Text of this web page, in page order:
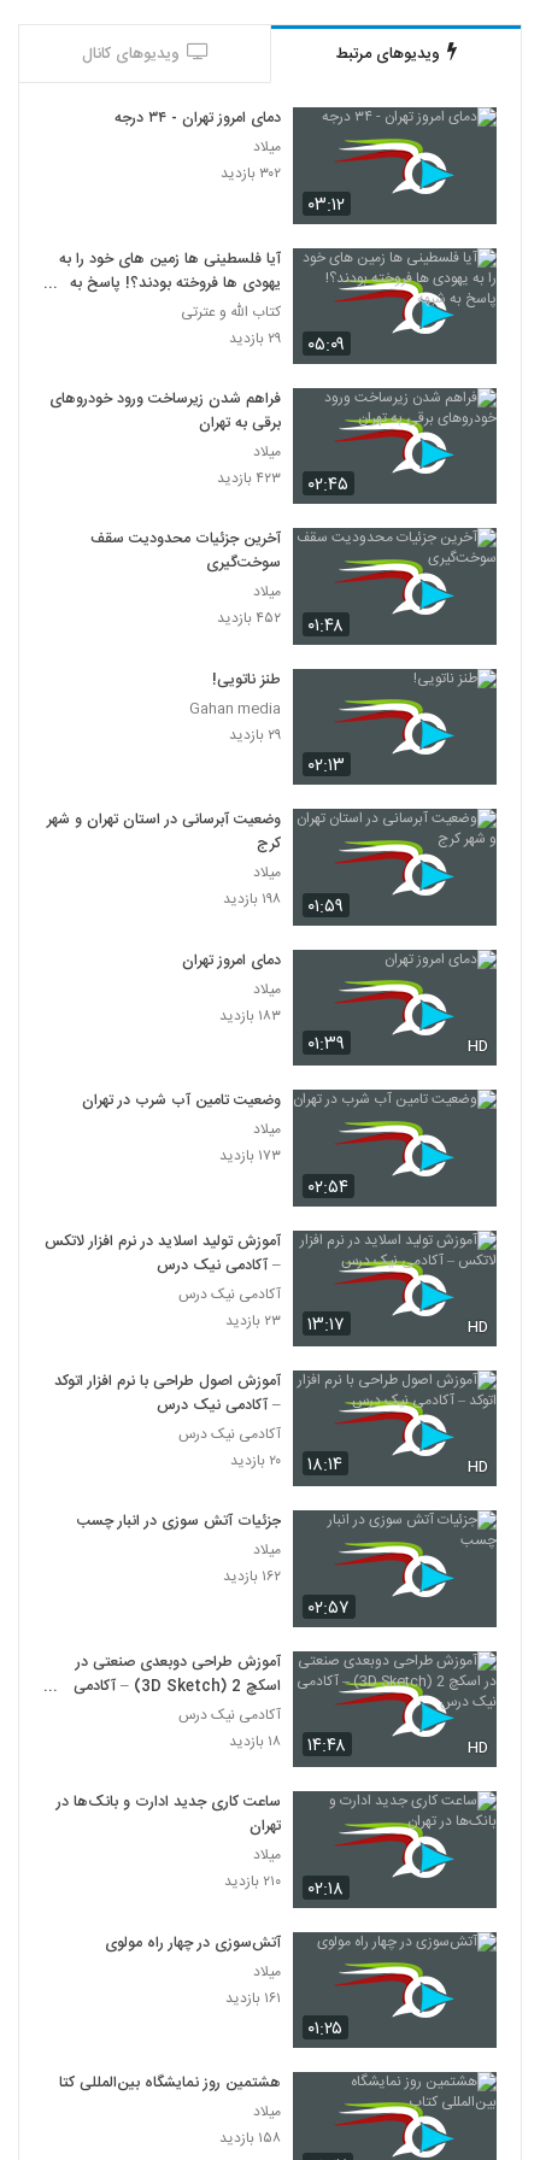
فرهیخگان
ویدیوهای مرتبط ویدیوهای کانال
۰۳:۱۲
دمای امروز تهران - ۳۴ درجه
میلاد
۳۰۲ بازدید
۰۵:۰۹
آیا فلسطینی ها زمین های خود را به
یهودی ها فروخته بودند؟! پاسخ به
شبهه
کتاب الله و عترتی
۲۹ بازدید
۰۲:۴۵
فراهم شدن زیرساخت ورود خودروهای
برقی به تهران
میلاد
۴۲۳ بازدید
۰۱:۴۸
آخرین جزئیات محدودیت سقف
سوخت‌گیری
میلاد
۴۵۲ بازدید
۰۲:۱۳
طنز ناتویی!
Gahan media
۲۹ بازدید
۰۱:۵۹
وضعیت آبرسانی در استان تهران و شهر
کرج
میلاد
۱۹۸ بازدید
۰۱:۳۹ HD
دمای امروز تهران
میلاد
۱۸۳ بازدید
۰۲:۵۴
وضعیت تامین آب شرب در تهران
میلاد
۱۷۳ بازدید
۱۳:۱۷ HD
آموزش تولید اسلاید در نرم افزار لاتکس
– آکادمی نیک درس
آکادمی نیک درس
۲۳ بازدید
۱۸:۱۴ HD
آموزش اصول طراحی با نرم افزار اتوکد
– آکادمی نیک درس
آکادمی نیک درس
۲۰ بازدید
۰۲:۵۷
جزئیات آتش سوزی در انبار چسب
میلاد
۱۶۲ بازدید
۱۴:۴۸ HD
آموزش طراحی دوبعدی صنعتی در
اسکچ 2 (3D Sketch) – آکادمی
نیک درس
آکادمی نیک درس
۱۸ بازدید
۰۲:۱۸
ساعت کاری جدید ادارت و بانک‌ها در
تهران
میلاد
۲۱۰ بازدید
۰۱:۲۵
آتش‌سوزی در چهار راه مولوی
میلاد
۱۶۱ بازدید
هشتمین روز نمایشگاه بین‌المللی کتاب
میلاد
۱۵۸ بازدید